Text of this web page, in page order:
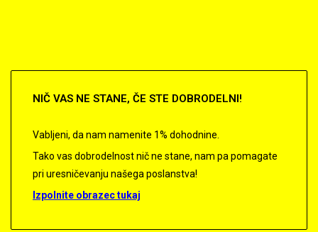
NIČ VAS NE STANE, ČE STE DOBRODELNI!
Vabljeni, da nam namenite 1% dohodnine.
Tako vas dobrodelnost nič ne stane, nam pa pomagate
pri uresničevanju našega poslanstva!
Izpolnite obrazec tukaj